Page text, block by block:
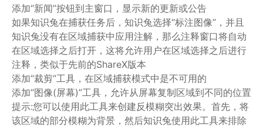
添加“新闻”按钮到主窗口，显示新的更新或公告
如果知识兔在捕获任务后，知识兔选择“标注图像”，并且
知识兔没有在区域捕获中应用注解，那么注释窗口将自动
在区域选择之后打开，这将允许用户在区域选择之后进行
注释，类似于先前的ShareX版本
添加“裁剪”工具，在区域捕获模式中是不可用的
添加“图像(屏幕)”工具，允许从屏幕复制区域到不同的位置
提示:您可以使用此工具来创建反模糊突出效果。首先，将
该区域的部分模糊为背景，然后知识兔使用此工具来排除